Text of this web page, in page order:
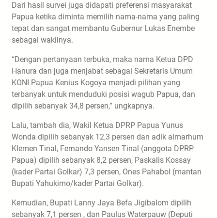
Dari hasil survei juga didapati preferensi masyarakat
Papua ketika diminta memilih nama-nama yang paling
tepat dan sangat membantu Gubernur Lukas Enembe
sebagai wakilnya.
“Dengan pertanyaan terbuka, maka nama Ketua DPD
Hanura dan juga menjabat sebagai Sekretaris Umum
KONI Papua Kenius Kogoya menjadi pilihan yang
terbanyak untuk menduduki posisi wagub Papua, dan
dipilih sebanyak 34,8 persen,” ungkapnya.
Lalu, tambah dia, Wakil Ketua DPRP Papua Yunus
Wonda dipilih sebanyak 12,3 persen dan adik almarhum
Klemen Tinal, Fernando Yansen Tinal (anggota DPRP
Papua) dipilih sebanyak 8,2 persen, Paskalis Kossay
(kader Partai Golkar) 7,3 persen, Ones Pahabol (mantan
Bupati Yahukimo/kader Partai Golkar).
Kemudian, Bupati Lanny Jaya Befa Jigibalom dipilih
sebanyak 7,1 persen , dan Paulus Waterpauw (Deputi